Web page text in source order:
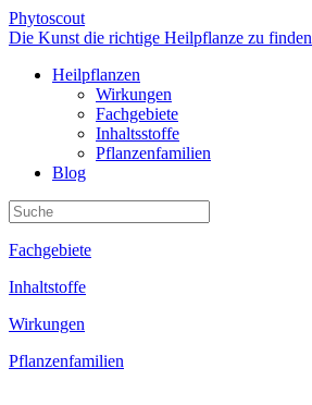
Phytoscout
Die Kunst die richtige Heilpflanze zu finden
Heilpflanzen
Wirkungen
Fachgebiete
Inhaltsstoffe
Pflanzenfamilien
Blog
Fachgebiete
Inhaltstoffe
Wirkungen
Pflanzenfamilien